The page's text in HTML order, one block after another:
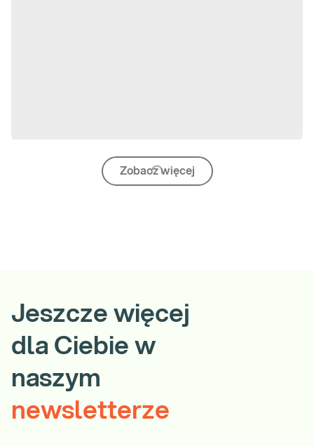
Zobacz więcej
Jeszcze więcej
dla Ciebie w
naszym
newsletterze